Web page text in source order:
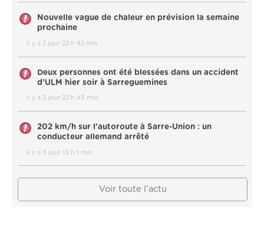
Nouvelle vague de chaleur en prévision la semaine
prochaine
il y a 2 jour 22 h 42 min
Deux personnes ont été blessées dans un accident
d’ULM hier soir à Sarreguemines
il y a 2 jour 22 h 43 min
202 km/h sur l'autoroute à Sarre-Union : un
conducteur allemand arrêté
il y a 3 jour 13 h 1 min
Voir toute l'actu